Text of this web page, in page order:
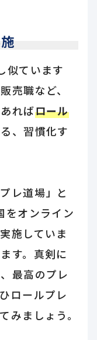
似ています
売職など、
ればロール
、習慣化す
レ道場」と
をオンライン
施していま
す。真剣に
最高のプレ
ロールプレ
みましょう。